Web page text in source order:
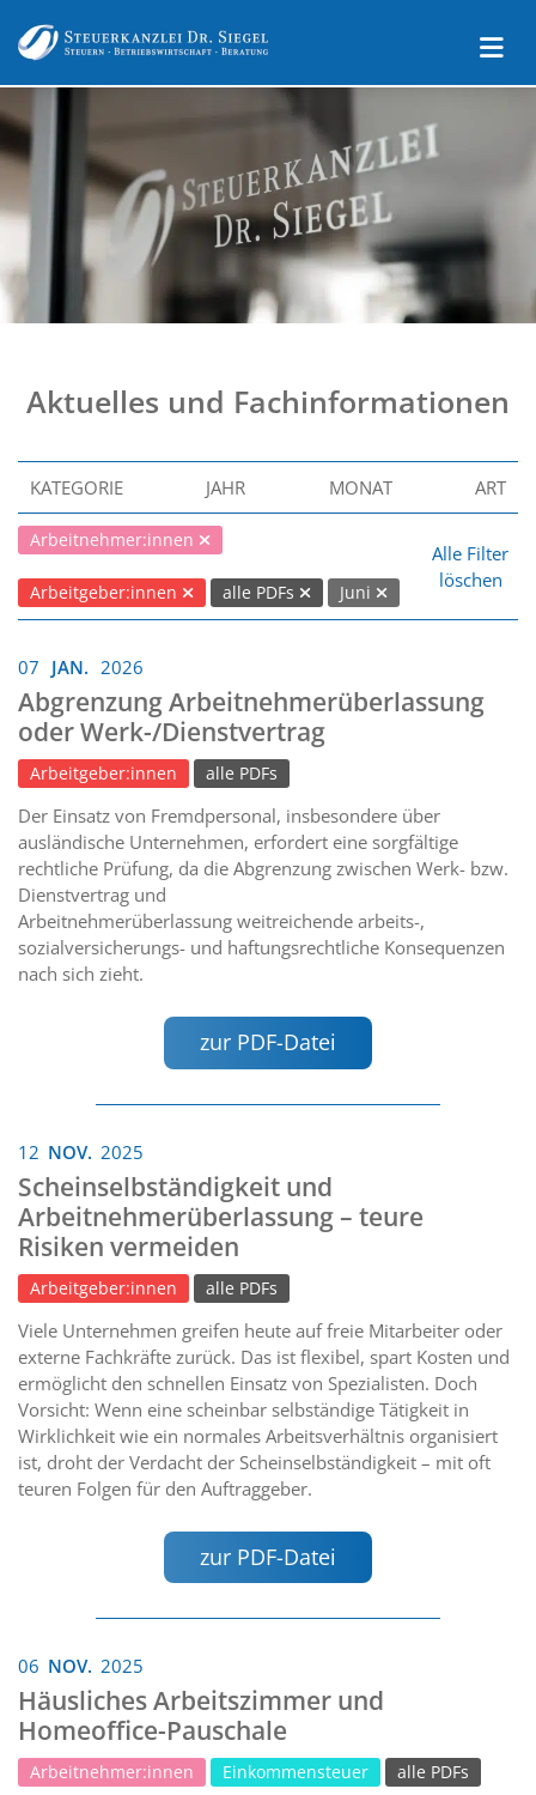
Aktuelles und Fachinformationen
KATEGORIE JAHR MONAT ART
Arbeitnehmer:innen
Arbeitgeber:innen alle PDFs Juni
Alle Filter
löschen
07 JAN. 2026
Abgrenzung Arbeitnehmerüberlassung
oder Werk-/Dienstvertrag
Arbeitgeber:innen alle PDFs
Der Einsatz von Fremdpersonal, insbesondere über
ausländische Unternehmen, erfordert eine sorgfältige
rechtliche Prüfung, da die Abgrenzung zwischen Werk- bzw.
Dienstvertrag und
Arbeitnehmerüberlassung weitreichende arbeits-,
sozialversicherungs- und haftungsrechtliche Konsequenzen
nach sich zieht.
zur PDF-Datei
12 NOV. 2025
Scheinselbständigkeit und
Arbeitnehmerüberlassung – teure
Risiken vermeiden
Arbeitgeber:innen alle PDFs
Viele Unternehmen greifen heute auf freie Mitarbeiter oder
externe Fachkräfte zurück. Das ist flexibel, spart Kosten und
ermöglicht den schnellen Einsatz von Spezialisten. Doch
Vorsicht: Wenn eine scheinbar selbständige Tätigkeit in
Wirklichkeit wie ein normales Arbeitsverhältnis organisiert
ist, droht der Verdacht der Scheinselbständigkeit – mit oft
teuren Folgen für den Auftraggeber.
zur PDF-Datei
06 NOV. 2025
Häusliches Arbeitszimmer und
Homeoffice-Pauschale
Arbeitnehmer:innen Einkommensteuer alle PDFs